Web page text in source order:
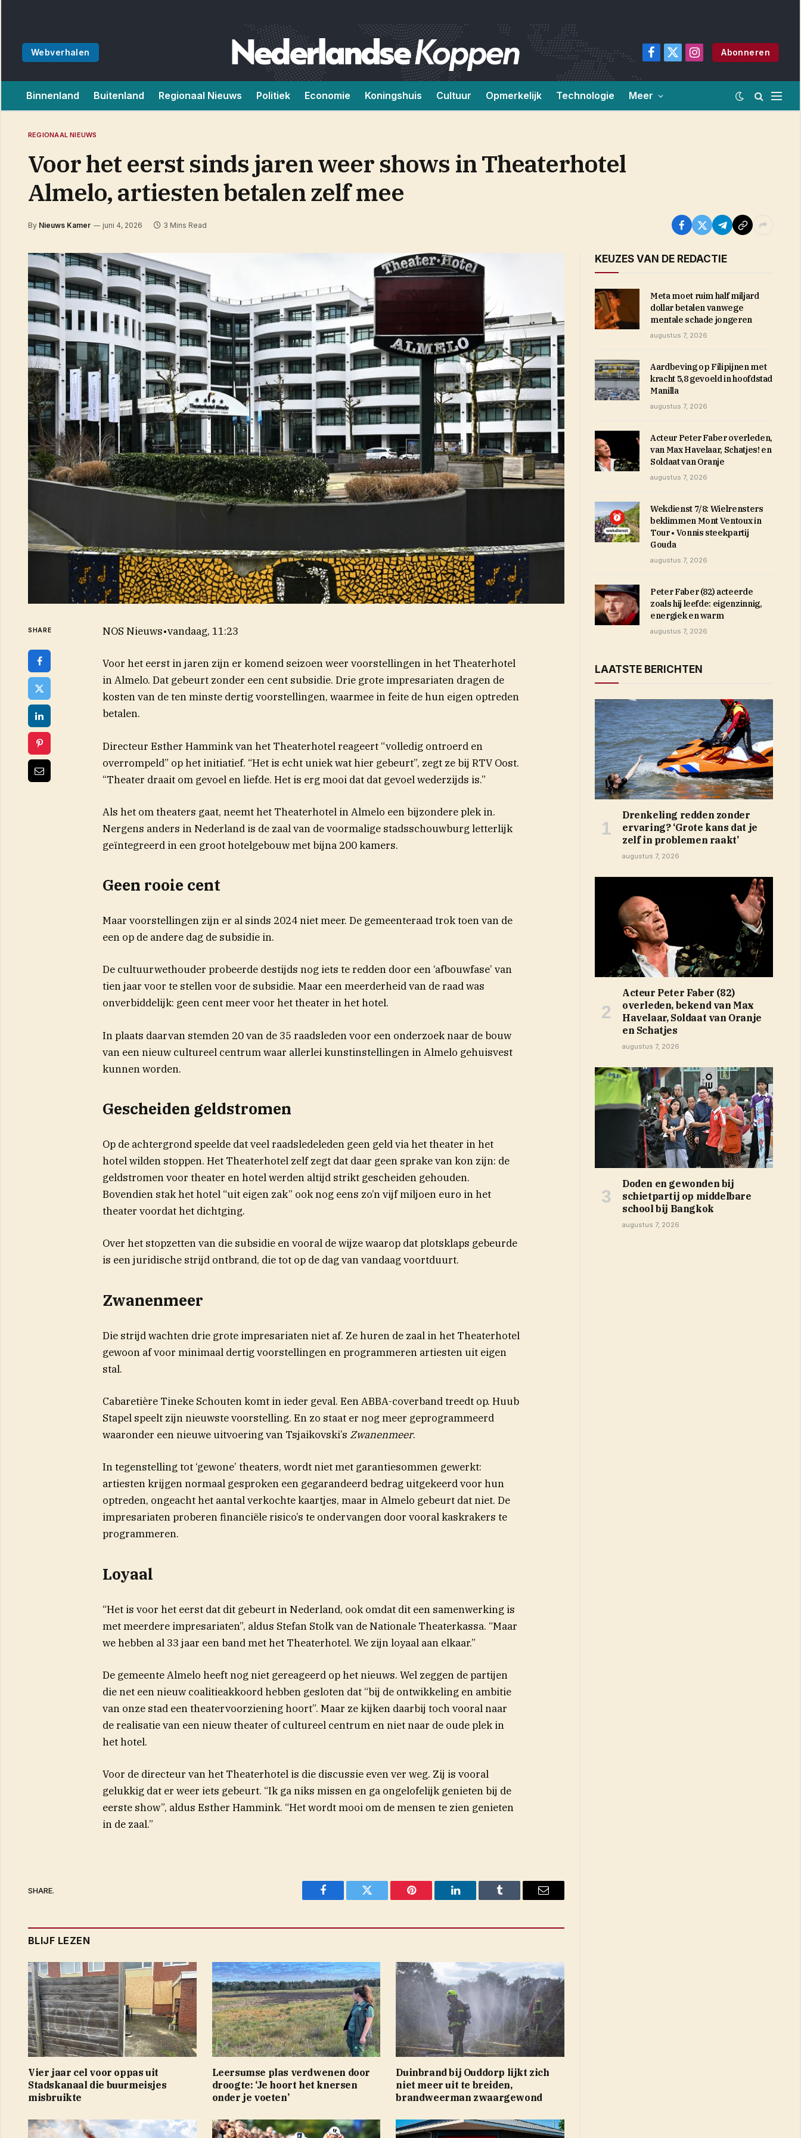
Webverhalen
Facebook
X
Instagram
Abonneren
Binnenland Buitenland Regionaal Nieuws Politiek Economie Koningshuis Cultuur Opmerkelijk Technologie Meer
REGIONAAL NIEUWS
Voor het eerst sinds jaren weer shows in Theaterhotel
Almelo, artiesten betalen zelf mee
By Nieuws Kamer juni 4, 2026 3 Mins Read
SHARE NOS Nieuws•vandaag, 11:23
Voor het eerst in jaren zijn er komend seizoen weer voorstellingen in het Theaterhotel
in Almelo. Dat gebeurt zonder een cent subsidie. Drie grote impresariaten dragen de
kosten van de ten minste dertig voorstellingen, waarmee in feite de hun eigen optreden
betalen.
Directeur Esther Hammink van het Theaterhotel reageert “volledig ontroerd en
overrompeld” op het initiatief. “Het is echt uniek wat hier gebeurt”, zegt ze bij RTV Oost(opent in nieuw venster)
.
“Theater draait om gevoel en liefde. Het is erg mooi dat dat gevoel wederzijds is.”
Als het om theaters gaat, neemt het Theaterhotel in Almelo een bijzondere plek in.
Nergens anders in Nederland is de zaal van de voormalige stadsschouwburg letterlijk
geïntegreerd in een groot hotelgebouw met bijna 200 kamers.
Geen rooie cent
Maar voorstellingen zijn er al sinds 2024 niet meer. De gemeenteraad trok toen van de
een op de andere dag de subsidie in.
De cultuurwethouder probeerde destijds nog iets te redden door een ‘afbouwfase’ van
tien jaar voor te stellen voor de subsidie. Maar een meerderheid van de raad was
onverbiddelijk(opent in nieuw venster)
: geen cent meer voor het theater in het hotel.
In plaats daarvan stemden 20 van de 35 raadsleden voor een onderzoek naar de bouw
van een nieuw cultureel centrum waar allerlei kunstinstellingen in Almelo gehuisvest
kunnen worden.
Gescheiden geldstromen
Op de achtergrond speelde dat veel raadsledeleden geen geld via het theater in het
hotel wilden stoppen. Het Theaterhotel zelf zegt dat daar geen sprake van kon zijn: de
geldstromen voor theater en hotel werden altijd strikt gescheiden gehouden.
Bovendien stak het hotel “uit eigen zak” ook nog eens zo’n vijf miljoen euro in het
theater voordat het dichtging.
Over het stopzetten van die subsidie en vooral de wijze waarop dat plotsklaps gebeurde
is een juridische strijd ontbrand, die tot op de dag van vandaag voortduurt.
Zwanenmeer
Die strijd wachten drie grote impresariaten niet af. Ze huren de zaal in het Theaterhotel
gewoon af voor minimaal dertig voorstellingen en programmeren artiesten uit eigen
stal.
Cabaretière Tineke Schouten komt in ieder geval. Een ABBA-coverband treedt op. Huub
Stapel speelt zijn nieuwste voorstelling. En zo staat er nog meer geprogrammeerd
waaronder een nieuwe uitvoering van Tsjaikovski’s Zwanenmeer.
In tegenstelling tot ‘gewone’ theaters, wordt niet met garantiesommen gewerkt:
artiesten krijgen normaal gesproken een gegarandeerd bedrag uitgekeerd voor hun
optreden, ongeacht het aantal verkochte kaartjes, maar in Almelo gebeurt dat niet. De
impresariaten proberen financiële risico’s te ondervangen door vooral kaskrakers te
programmeren.
Loyaal
“Het is voor het eerst dat dit gebeurt in Nederland, ook omdat dit een samenwerking is
met meerdere impresariaten”, aldus Stefan Stolk van de Nationale Theaterkassa. “Maar
we hebben al 33 jaar een band met het Theaterhotel. We zijn loyaal aan elkaar.”
De gemeente Almelo heeft nog niet gereageerd op het nieuws. Wel zeggen de partijen
die net een nieuw coalitieakkoord hebben gesloten dat “bij de ontwikkeling en ambitie
van onze stad een theatervoorziening hoort”. Maar ze kijken daarbij toch vooral naar
de realisatie van een nieuw theater of cultureel centrum en niet naar de oude plek in
het hotel.
Voor de directeur van het Theaterhotel is die discussie even ver weg. Zij is vooral
gelukkig dat er weer iets gebeurt. “Ik ga niks missen en ga ongelofelijk genieten bij de
eerste show”, aldus Esther Hammink. “Het wordt mooi om de mensen te zien genieten
in de zaal.”
SHARE.
Facebook Twitter Pinterest LinkedIn Tumblr Email
BLIJF LEZEN
Vier jaar cel voor oppas uit
Stadskanaal die buurmeisjes
misbruikte
Leersumse plas verdwenen door
droogte: ‘Je hoort het knersen
onder je voeten’
Duinbrand bij Ouddorp lijkt zich
niet meer uit te breiden,
brandweerman zwaargewond
KEUZES VAN DE REDACTIE
Meta moet ruim half miljard
dollar betalen vanwege
mentale schade jongeren
augustus 7, 2026
Aardbeving op Filipijnen met
kracht 5,8 gevoeld in hoofdstad
Manilla
augustus 7, 2026
Acteur Peter Faber overleden,
van Max Havelaar, Schatjes! en
Soldaat van Oranje
augustus 7, 2026
Wekdienst 7/8: Wielrensters
beklimmen Mont Ventoux in
Tour • Vonnis steekpartij
Gouda
augustus 7, 2026
Peter Faber (82) acteerde
zoals hij leefde: eigenzinnig,
energiek en warm
augustus 7, 2026
LAATSTE BERICHTEN
Drenkeling redden zonder
ervaring? ‘Grote kans dat je
zelf in problemen raakt’
augustus 7, 2026
Acteur Peter Faber (82)
overleden, bekend van Max
Havelaar, Soldaat van Oranje
en Schatjes
augustus 7, 2026
Doden en gewonden bij
schietpartij op middelbare
school bij Bangkok
augustus 7, 2026